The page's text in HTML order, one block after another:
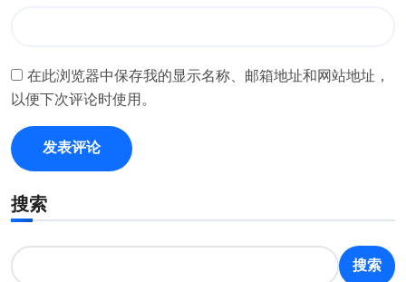
在此浏览器中保存我的显示名称、邮箱地址和网站地址，
以便下次评论时使用。
搜索
搜索